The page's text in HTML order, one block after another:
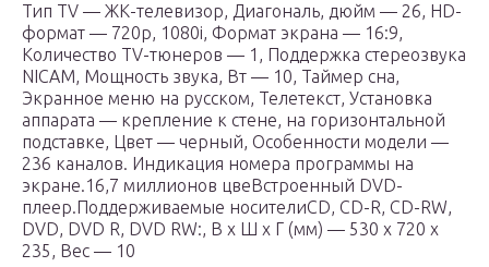
Тип TV — ЖК-телевизор, Диагональ, дюйм — 26, HD-
формат — 720p, 1080i, Формат экрана — 16:9,
Количество TV-тюнеров — 1, Поддержка стереозвука
NICAM, Мощность звука, Вт — 10, Таймер сна,
Экранное меню на русском, Телетекст, Установка
аппарата — крепление к стене, на горизонтальной
подставке, Цвет — черный, Особенности модели —
236 каналов. Индикация номера программы на
экране.16,7 миллионов цвеВстроенный DVD-
плеер.Поддерживаемые носителиCD, CD-R, CD-RW,
DVD, DVD R, DVD RW:, В x Ш x Г (мм) — 530 x 720 x
235, Вес — 10